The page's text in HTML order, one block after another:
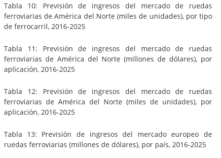
Tabla 10: Previsión de ingresos del mercado de ruedas
ferroviarias de América del Norte (miles de unidades), por tipo
de ferrocarril, 2016-2025
Tabla 11: Previsión de ingresos del mercado de ruedas
ferroviarias de América del Norte (millones de dólares), por
aplicación, 2016-2025
Tabla 12: Previsión de ingresos del mercado de ruedas
ferroviarias de América del Norte (miles de unidades), por
aplicación, 2016-2025
Tabla 13: Previsión de ingresos del mercado europeo de
ruedas ferroviarias (millones de dólares), por país, 2016-2025